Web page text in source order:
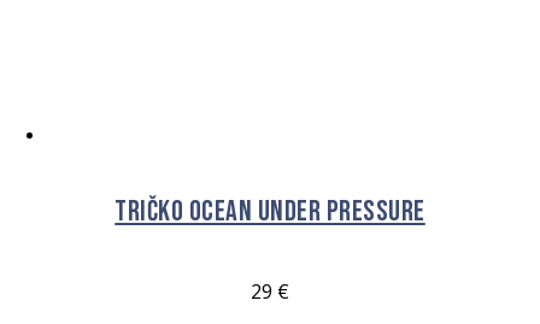
Tričko OCEAN Under Pressure
29 €